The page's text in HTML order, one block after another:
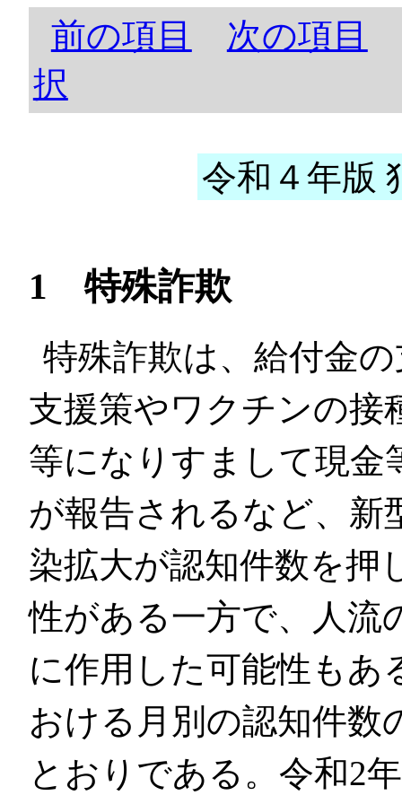
前の項目
次の項目
択
令和４年版
1 特殊詐欺
特殊詐欺は、給付金
支援策やワクチンの接
等になりすまして現金
が報告されるなど、新
染拡大が認知件数を押
性がある一方で、人流
に作用した可能性もあ
おける月別の認知件数
とおりである。令和2